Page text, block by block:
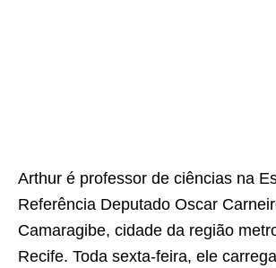
Arthur é professor de ciências na
Referência Deputado Oscar
Camaragibe, cidade da região
Recife. Toda sexta-feira, ele